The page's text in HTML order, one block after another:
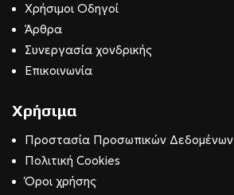
Χρήσιμοι Οδηγοί
Άρθρα
Συνεργασία χονδρικής
Επικοινωνία
Χρήσιμα
Προστασία Προσωπικών Δεδομένων
Πολιτική Cookies
Όροι χρήσης